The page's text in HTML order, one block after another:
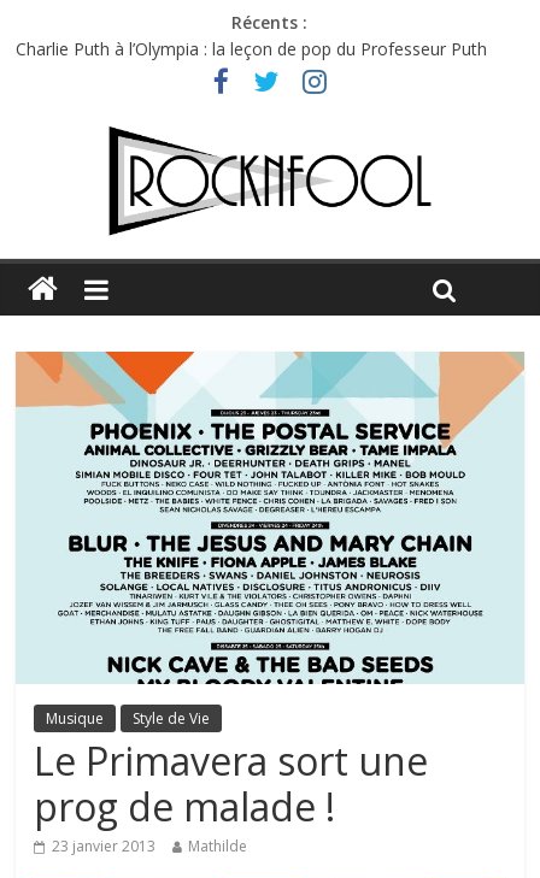
Récents :
Charlie Puth à l’Olympia : la leçon de pop du Professeur Puth
Festival Triptyque : un nouveau festival de musique indépendant
Hellfest 2026 vendredi : température et émotions en hausse
Hellfest 2026 jeudi : impossible de choisir entre chaleur et bonne
Première édition du Midgard Festival : entre bière, métal et
Musique Style de Vie
Le Primavera sort une
prog de malade !
23 janvier 2013 Mathilde